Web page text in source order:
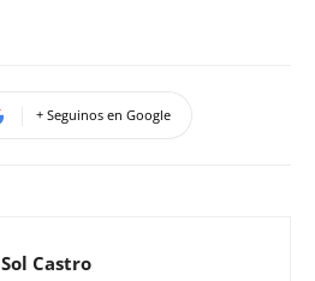
+ Seguinos en Google
Sol Castro